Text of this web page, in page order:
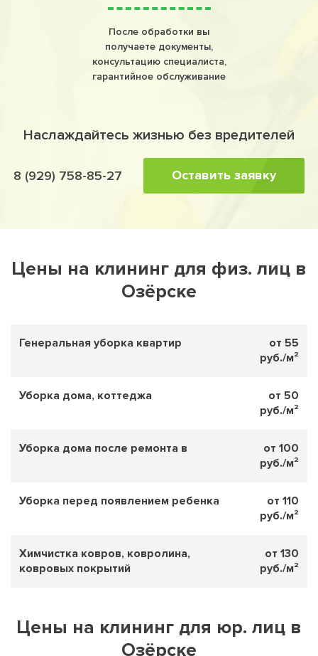
После обработки вы
получаете документы,
консультацию специалиста,
гарантийное обслуживание
Наслаждайтесь жизнью без вредителей
8 (929) 758-85-27 Оставить заявку
Цены на клининг для физ. лиц в
Озёрске
Генеральная уборка квартир
от 55
руб./м²
Уборка дома, коттеджа
от 50
руб./м²
Уборка дома после ремонта в
от 100
руб./м²
Уборка перед появлением ребенка
от 110
руб./м²
Химчистка ковров, ковролина,
ковровых покрытий
от 130
руб./м²
Цены на клининг для юр. лиц в
Озёрске